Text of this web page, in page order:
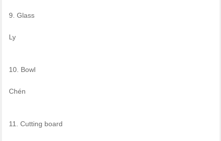
9. Glass
Ly
10. Bowl
Chén
11. Cutting board